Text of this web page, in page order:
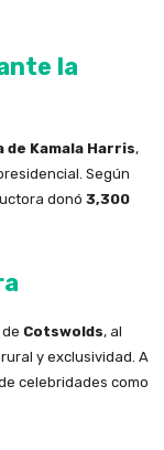
la
de Kamala Harris,
Según
donó 3,300
Cotswolds, al
y exclusividad. A
celebridades como